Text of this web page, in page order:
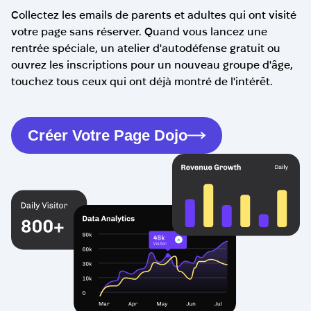
Collectez les emails de parents et adultes qui ont visité
votre page sans réserver. Quand vous lancez une
rentrée spéciale, un atelier d'autodéfense gratuit ou
ouvrez les inscriptions pour un nouveau groupe d'âge,
touchez tous ceux qui ont déjà montré de l'intérêt.
Créer Votre Page Dojo